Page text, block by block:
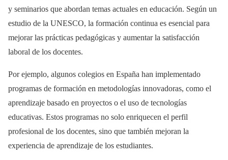
y seminarios que abordan temas actuales en educación. Según un
estudio de la UNESCO, la formación continua es esencial para
mejorar las prácticas pedagógicas y aumentar la satisfacción
laboral de los docentes.
Por ejemplo, algunos colegios en España han implementado
programas de formación en metodologías innovadoras, como el
aprendizaje basado en proyectos o el uso de tecnologías
educativas. Estos programas no solo enriquecen el perfil
profesional de los docentes, sino que también mejoran la
experiencia de aprendizaje de los estudiantes.